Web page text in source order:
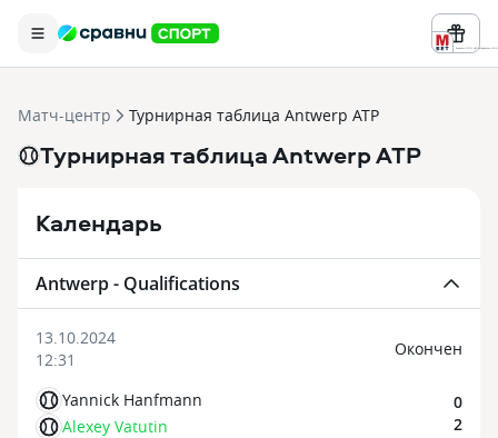
Реклама ООО «БК «Марафон» ИНН
Матч-центр Турнирная таблица Antwerp ATP
Турнирная таблица Antwerp ATP
Календарь
Antwerp - Qualifications
13.10.2024
12:31
Yannick Hanfmann
Alexey Vatutin
Oкончен
0
2